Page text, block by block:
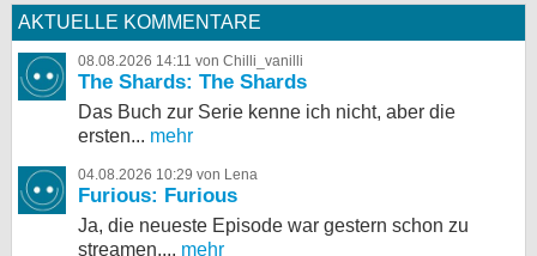
AKTUELLE KOMMENTARE
08.08.2026 14:11 von Chilli_vanilli
The Shards: The Shards
Das Buch zur Serie kenne ich nicht, aber die
ersten... mehr
04.08.2026 10:29 von Lena
Furious: Furious
Ja, die neueste Episode war gestern schon zu
streamen,... mehr